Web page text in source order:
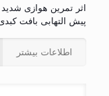
پیش التهابی بافت
اطلاعات بیشتر